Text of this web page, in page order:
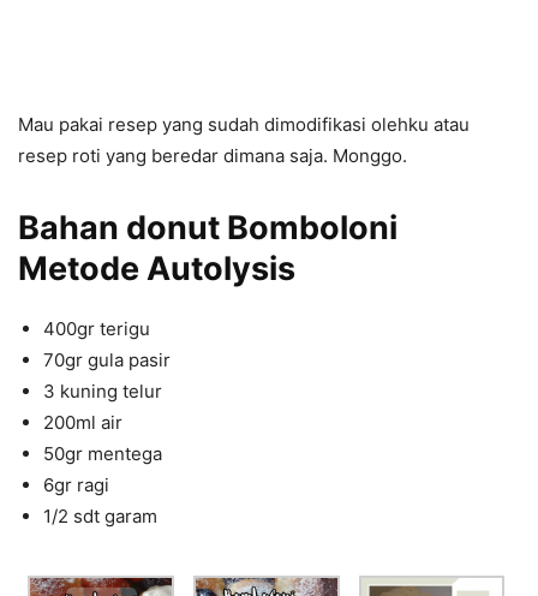
Mau pakai resep yang sudah dimodifikasi olehku atau
resep roti yang beredar dimana saja. Monggo.
Bahan donut Bomboloni
Metode Autolysis
400gr terigu
70gr gula pasir
3 kuning telur
200ml air
50gr mentega
6gr ragi
1/2 sdt garam